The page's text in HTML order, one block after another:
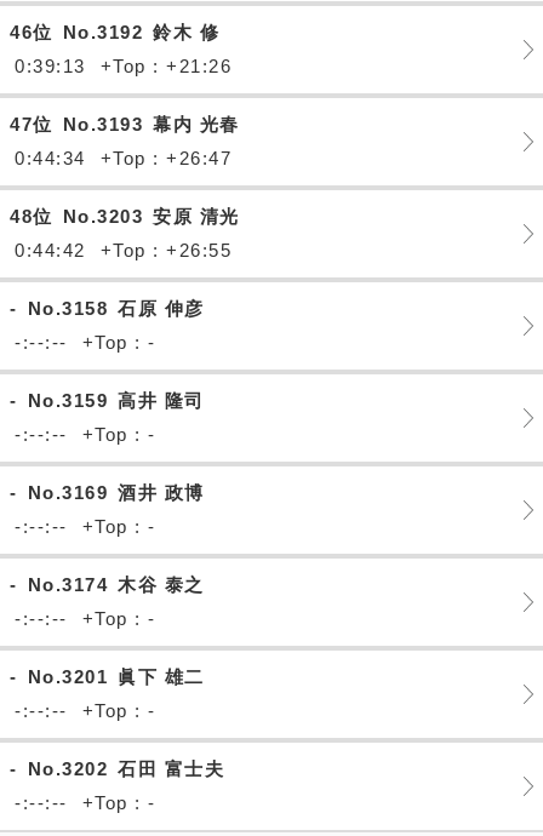
46位 No.3192 鈴木 修
0:39:13
+Top : +21:26
47位 No.3193 幕内 光春
0:44:34
+Top : +26:47
48位 No.3203 安原 清光
0:44:42
+Top : +26:55
- No.3158 石原 伸彦
-:--:--
+Top : -
- No.3159 高井 隆司
-:--:--
+Top : -
- No.3169 酒井 政博
-:--:--
+Top : -
- No.3174 木谷 泰之
-:--:--
+Top : -
- No.3201 眞下 雄二
-:--:--
+Top : -
- No.3202 石田 富士夫
-:--:--
+Top : -